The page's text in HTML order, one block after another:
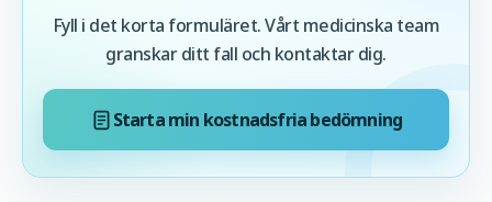
Fyll i det korta formuläret. Vårt medicinska team
granskar ditt fall och kontaktar dig.
Starta min kostnadsfria bedömning